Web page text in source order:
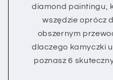
diamond paintingu,
wszędzie oprócz
obszernym
dlaczego kamyczki
poznasz 6